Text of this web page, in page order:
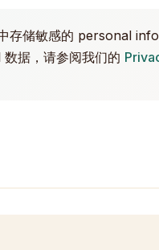
存储敏感的 personal
据，请参阅我们的